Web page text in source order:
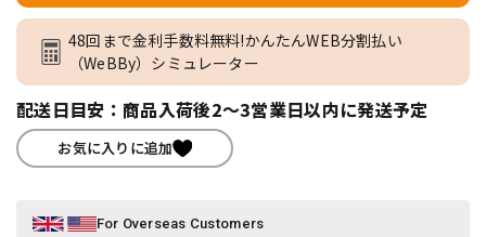
48回まで金利手数料無料!かんたんWEB分割払い
（WeBBy）シミュレーター
配送日目安：商品入荷後2～3営業日以内に発送予定
お気に入りに追加
For Overseas Customers